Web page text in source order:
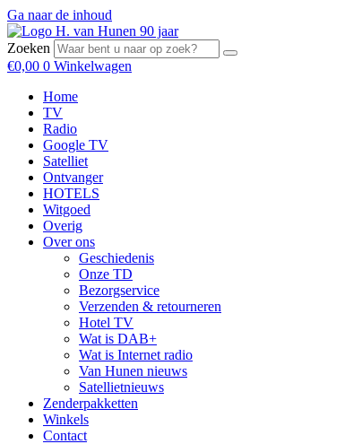
Ga naar de inhoud
Zoeken
€0,00 0 Winkelwagen
Home
TV
Radio
Google TV
Satelliet
Ontvanger
HOTELS
Witgoed
Overig
Over ons
Geschiedenis
Onze TD
Bezorgservice
Verzenden & retourneren
Hotel TV
Wat is DAB+
Wat is Internet radio
Van Hunen nieuws
Satellietnieuws
Zenderpakketten
Winkels
Contact